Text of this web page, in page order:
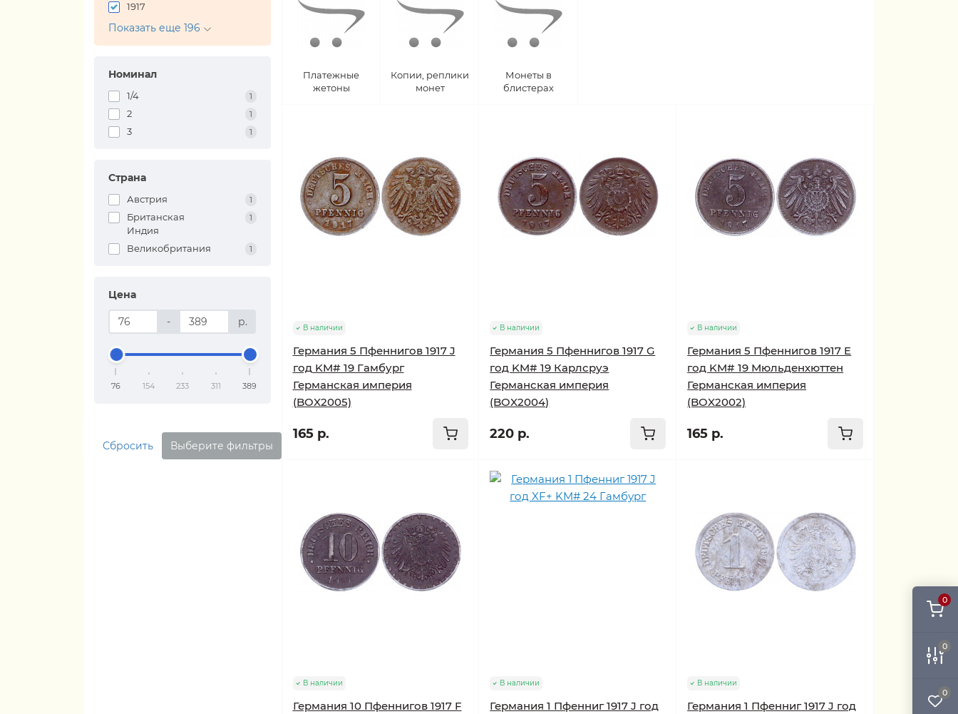
0
0
0
1917
Показать еще 196
Номинал
1/4 1
2 1
3 1
Страна
Австрия 1
Британская
Индия
1
Великобритания 1
Цена
- р.
76 154 233 311 389
Сбросить Выберите фильтры
Платежные
жетоны
Копии, реплики
монет
Монеты в
блистерах
В наличии
Германия 5 Пфеннигов 1917 J
год KM# 19 Гамбург
Германская империя
(BOX2005)
165 р.
В наличии
Германия 5 Пфеннигов 1917 G
год KM# 19 Карлсруэ
Германская империя
(BOX2004)
220 р.
В наличии
Германия 5 Пфеннигов 1917 E
год KM# 19 Мюльденхюттен
Германская империя
(BOX2002)
165 р.
В наличии
Германия 10 Пфеннигов 1917 F
В наличии
Германия 1 Пфенниг 1917 J год
В наличии
Германия 1 Пфенниг 1917 J год